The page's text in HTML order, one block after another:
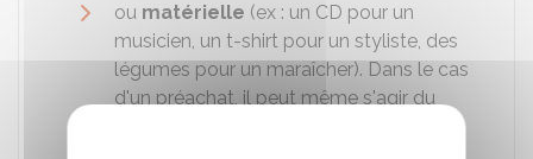
ou matérielle (ex : un CD pour un
musicien, un t-shirt pour un styliste, des
légumes pour un maraîcher). Dans le cas
d'un préachat, il peut même s'agir du